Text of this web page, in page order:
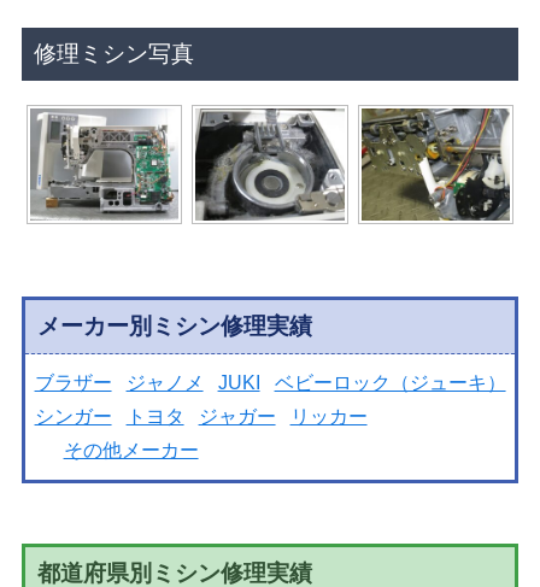
修理ミシン写真
メーカー別ミシン修理実績
ブラザー ジャノメ JUKI
ベビーロック（ジューキ）
シンガー
トヨタ ジャガー
リッカー
その他メーカー
都道府県別ミシン修理実績